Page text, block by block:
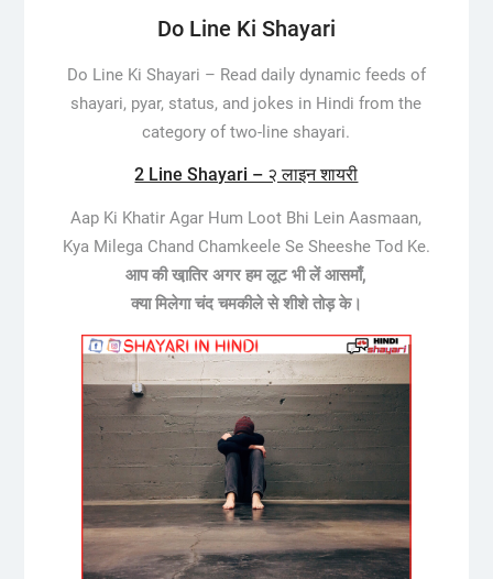
Do Line Ki Shayari
Do Line Ki Shayari – Read daily dynamic feeds of
shayari, pyar, status, and jokes in Hindi from the
category of two-line shayari.
2 Line Shayari – २ लाइन शायरी
Aap Ki Khatir Agar Hum Loot Bhi Lein Aasmaan,
Kya Milega Chand Chamkeele Se Sheeshe Tod Ke.
आप की खा़तिर अगर हम लूट भी लें आसमाँ,
क्या मिलेगा चंद चमकीले से शीशे तोड़ के।